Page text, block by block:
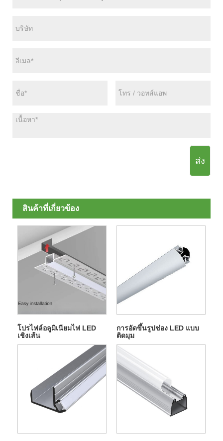
ส่ง
สินค้าที่เกี่ยวข้อง
โปรไฟล์อลูมิเนียมไฟ LED
เชิงเส้น
การอัดขึ้นรูปช่อง LED แบบ
ติดมุม